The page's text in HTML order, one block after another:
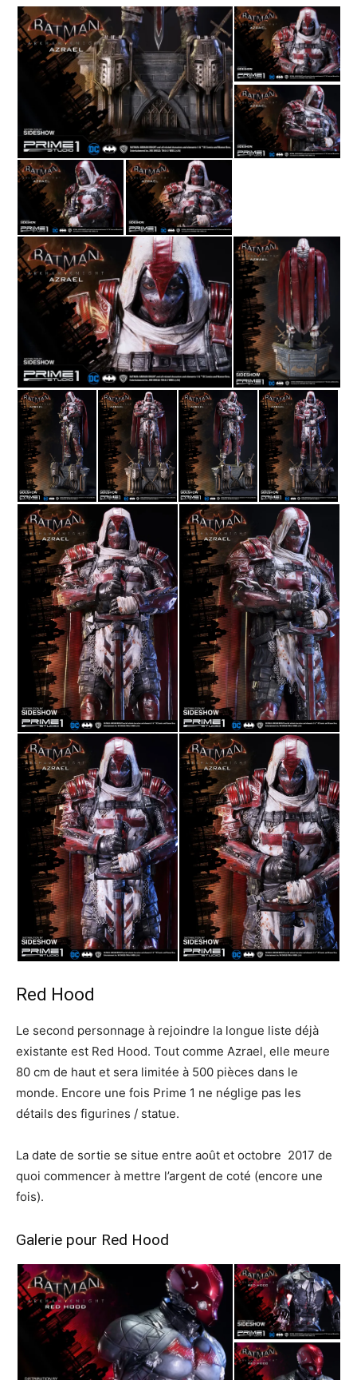
Red Hood
Le second personnage à rejoindre la longue liste déjà
existante est Red Hood. Tout comme Azrael, elle meure
80 cm de haut et sera limitée à 500 pièces dans le
monde. Encore une fois Prime 1 ne néglige pas les
détails des figurines / statue.
La date de sortie se situe entre août et octobre 2017 de
quoi commencer à mettre l’argent de coté (encore une
fois).
Galerie pour Red Hood